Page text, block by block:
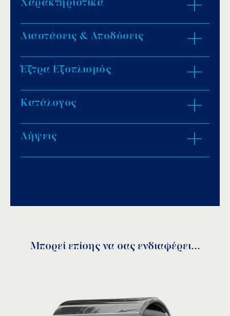
Χαρακτηριστικά
Άνοιγμα: 500mm.
Παροχή: 30m³/h.
Γυαλιστερό τελείωμα (AGI-069/P).
Mατ τελείωμα (AGI-069/M).
Διαστάσεις & Αποδόσεις
Έξτρα Εξοπλισμός
Επικάλυψη βάσης για Ιos
Κατάλογος
Λήψεις
download
Μπορεί επίσης να σας ενδιαφέρει...